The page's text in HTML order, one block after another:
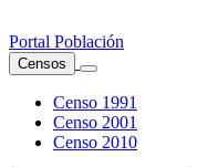
Portal Población
Censos
Censo 1991
Censo 2001
Censo 2010